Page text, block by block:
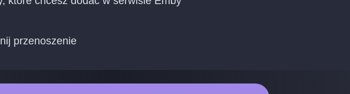
przenoszenie